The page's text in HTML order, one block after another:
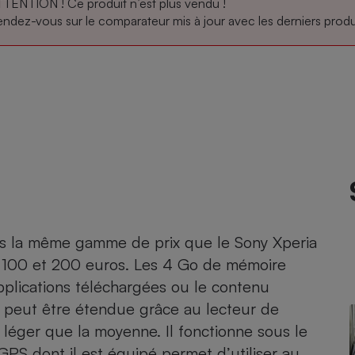
! Ce produit n’est plus vendu !
vous sur le comparateur mis à jour avec les derniers
la même gamme de prix que le Sony Xperia
et 200 euros. Les 4 Go de mémoire
téléchargées ou le contenu
être étendue grâce au lecteur de
que la moyenne. Il fonctionne sous le
Circuits courts et
alimentation locale
Banque en ligne
congélateur
santé
Puériculture - Produit
pour bébé